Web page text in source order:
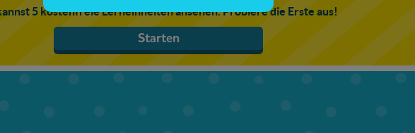
5 kostenfreie Lerneinheiten ansehen. Probiere die Erste aus!
Starten